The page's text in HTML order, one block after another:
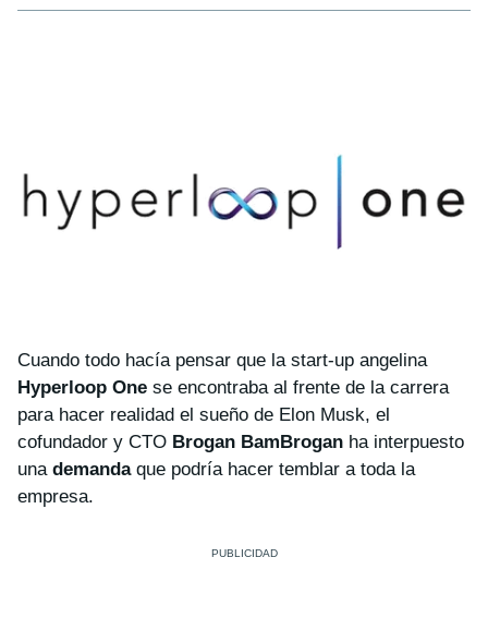
Cuando todo hacía pensar que la start-up angelina
Hyperloop One se encontraba al frente de la carrera
para hacer realidad el sueño de Elon Musk, el
cofundador y CTO Brogan BamBrogan ha interpuesto
una demandaque podría hacer temblar a toda la
empresa.